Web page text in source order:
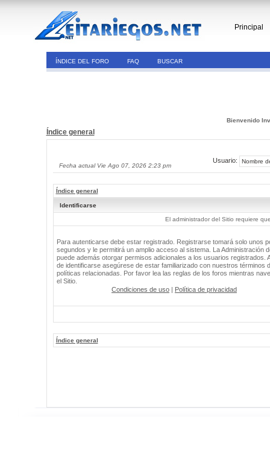
Principal
ÍNDICE DEL FORO FAQ BUSCAR
Bienvenido
Índice general
Fecha actual Vie Ago 07, 2026 2:23 pm
Usuario:
Índice general
Identificarse
El administrador del Sitio requiere
Para autenticarse debe estar registrado. Registrarse tomará solo unos
segundos y le permitirá un amplio acceso al sistema. La Administración
puede además otorgar permisos adicionales a los usuarios registrados.
de identificarse asegúrese de estar familiarizado con nuestros términos
políticas relacionadas. Por favor lea las reglas de los foros mientras
el Sitio.
Condiciones de uso | Política de privacidad
Índice general